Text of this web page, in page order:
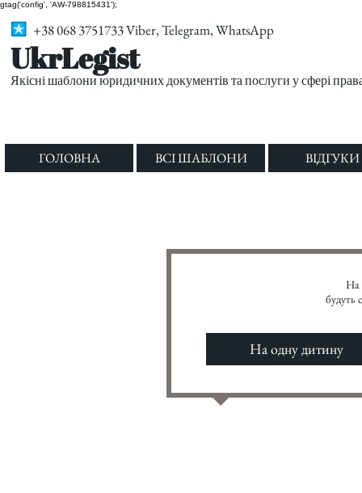
gtag('config', 'AW-798815431');
+38 068 3751733 Viber, Telegram, WhatsApp
UkrLegist
Якісні шаблони юридичних документів та послуги у сфері
ГОЛОВНА ВСІ ШАБЛОНИ ВІДГУКИ
На
будуть
На одну дитину